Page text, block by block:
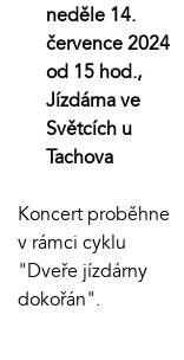
neděle 14.
července 2024
od 15 hod.,
Jízdárna ve
Světcích u
Tachova
Koncert proběhne
v rámci cyklu
"Dveře jízdárny
dokořán".